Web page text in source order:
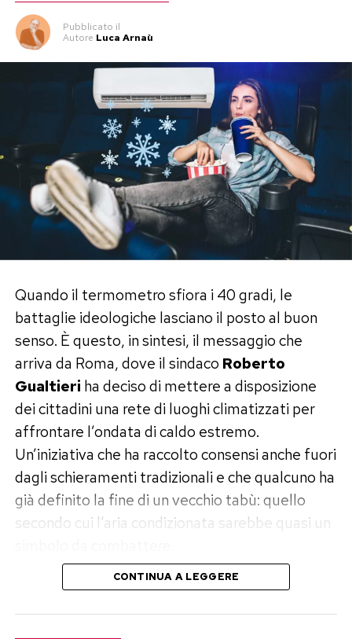
Pubblicato il
Autore Luca Arnaù
Quando il termometro sfiora i 40 gradi, le
battaglie ideologiche lasciano il posto al buon
senso. È questo, in sintesi, il messaggio che
arriva da Roma, dove il sindaco Roberto
Gualtieri ha deciso di mettere a disposizione
dei cittadini una rete di luoghi climatizzati per
affrontare l’ondata di caldo estremo.
Un’iniziativa che ha raccolto consensi anche fuori
dagli schieramenti tradizionali e che qualcuno ha
già definito la fine di un vecchio tabù: quello
secondo cui l’aria condizionata sarebbe quasi un
Cinema gratis e sale climatizzate
nelle ore più calde
CONTINUA A LEGGERE